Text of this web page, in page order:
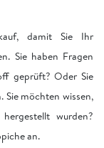
damit Sie Ihr
Sie haben Fragen
geprüft? Oder Sie
Sie möchten wissen,
wurden?
an.